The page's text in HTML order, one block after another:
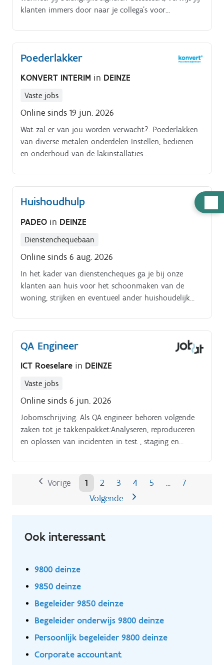
klanten immers door naar je collega’s voor
heel gevarieerd.
Poederlakker
KONVERT INTERIM in DEINZE
Vaste jobs
Online sinds 19 jun. 2026
Wat zal er van jou worden verwacht?. Poederlakken
van diverse metalen onderdelen Instellen, bedienen
en onderhoud van de lakinstallaties
Huishoudhulp
PADEO in DEINZE
Dienstenchequebaan
Online sinds 6 aug. 2026
In het kader van dienstencheques ga je bij onze
klanten aan huis voor het schoonmaken van de
woning, strijken en eventueel ander huishoudelijk
QA Engineer
ICT Roeselare in DEINZE
Vaste jobs
Online sinds 6 jun. 2026
Jobomschrijving. Als QA engineer behoren volgende
zaken tot je takkenpakket:Analyseren, reproduceren
en oplossen van incidenten in test , staging en
Vorige 1 2 3 4 5
7
Volgende
Ook interessant
9800 deinze
9850 deinze
Begeleider 9850 deinze
Begeleider onderwijs 9800 deinze
Persoonlijk begeleider 9800 deinze
Corporate accountant